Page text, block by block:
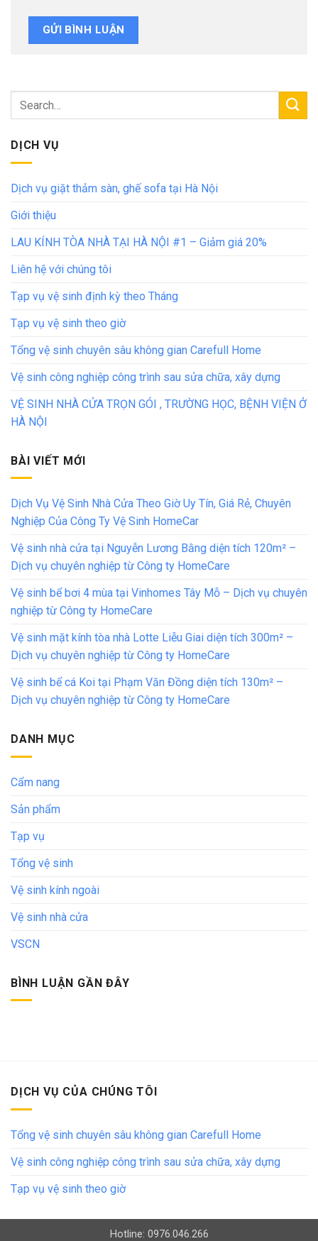
DỊCH VỤ
Dịch vụ giặt thảm sàn, ghế sofa tại Hà Nội
Giới thiệu
LAU KÍNH TÒA NHÀ TẠI HÀ NỘI #1 – Giảm giá 20%
Liên hệ với chúng tôi
Tạp vụ vệ sinh định kỳ theo Tháng
Tạp vụ vệ sinh theo giờ
Tổng vệ sinh chuyên sâu không gian Carefull Home
Vệ sinh công nghiệp công trình sau sửa chữa, xây dựng
VỆ SINH NHÀ CỬA TRỌN GÓI , TRƯỜNG HỌC, BỆNH VIỆN Ở
HÀ NỘI
BÀI VIẾT MỚI
Dịch Vụ Vệ Sinh Nhà Cửa Theo Giờ Uy Tín, Giá Rẻ, Chuyên
Nghiệp Của Công Ty Vệ Sinh HomeCar
Vệ sinh nhà cửa tại Nguyễn Lương Bằng diện tích 120m² –
Dịch vụ chuyên nghiệp từ Công ty HomeCare
Vệ sinh bể bơi 4 mùa tại Vinhomes Tây Mỗ – Dịch vụ chuyên
nghiệp từ Công ty HomeCare
Vệ sinh mặt kính tòa nhà Lotte Liễu Giai diện tích 300m² –
Dịch vụ chuyên nghiệp từ Công ty HomeCare
Vệ sinh bể cá Koi tại Phạm Văn Đồng diện tích 130m² –
Dịch vụ chuyên nghiệp từ Công ty HomeCare
DANH MỤC
Cẩm nang
Sản phẩm
Tạp vụ
Tổng vệ sinh
Vệ sinh kính ngoài
Vệ sinh nhà cửa
VSCN
BÌNH LUẬN GẦN ĐÂY
DỊCH VỤ CỦA CHÚNG TÔI
Tổng vệ sinh chuyên sâu không gian Carefull Home
Vệ sinh công nghiệp công trình sau sửa chữa, xây dựng
Tạp vụ vệ sinh theo giờ
Hotline: 0976.046.266